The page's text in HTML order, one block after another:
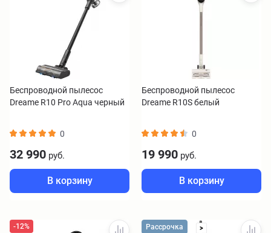
Беспроводной пылесос
Dreame R10 Pro Aqua черный
0
32 990 руб.
В корзину
Беспроводной пылесос
Dreame R10S белый
0
19 990 руб.
В корзину
-12% Рассрочка >